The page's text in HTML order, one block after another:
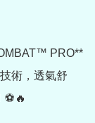
PRO**
術，透氣舒